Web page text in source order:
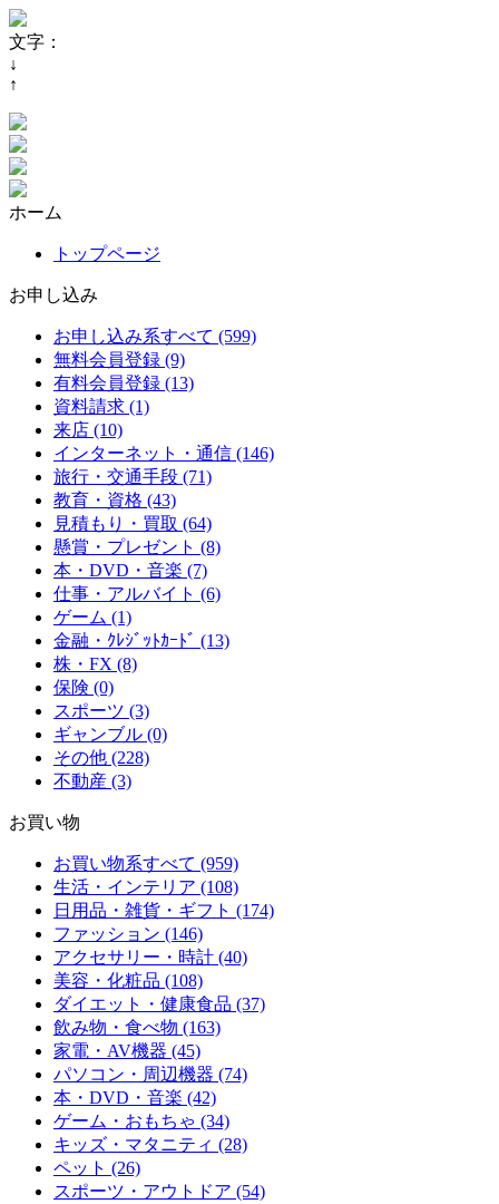
文字：
↓
↑
ホーム
トップページ
お申し込み
お申し込み系すべて (599)
無料会員登録 (9)
有料会員登録 (13)
資料請求 (1)
来店 (10)
インターネット・通信 (146)
旅行・交通手段 (71)
教育・資格 (43)
見積もり・買取 (64)
懸賞・プレゼント (8)
本・DVD・音楽 (7)
仕事・アルバイト (6)
ゲーム (1)
金融・ｸﾚｼﾞｯﾄｶｰﾄﾞ (13)
株・FX (8)
保険 (0)
スポーツ (3)
ギャンブル (0)
その他 (228)
不動産 (3)
お買い物
お買い物系すべて (959)
生活・インテリア (108)
日用品・雑貨・ギフト (174)
ファッション (146)
アクセサリー・時計 (40)
美容・化粧品 (108)
ダイエット・健康食品 (37)
飲み物・食べ物 (163)
家電・AV機器 (45)
パソコン・周辺機器 (74)
本・DVD・音楽 (42)
ゲーム・おもちゃ (34)
キッズ・マタニティ (28)
ペット (26)
スポーツ・アウトドア (54)